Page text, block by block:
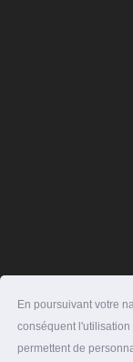
En poursuivant votre
conséquent
permettent de